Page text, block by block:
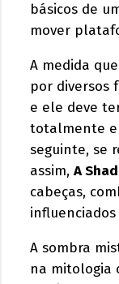
básicos de
mover
A medida
por diversos
e ele deve
totalmente
seguinte, se
assim, A
cabeças,
A sombra
na mitologia